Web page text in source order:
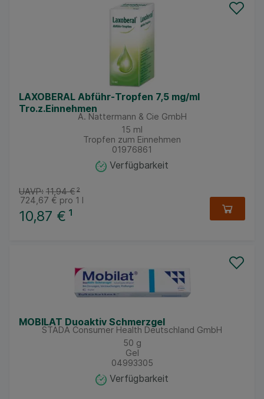
LAXOBERAL Abführ-Tropfen 7,5 mg/ml
Tro.z.Einnehmen
A. Nattermann & Cie GmbH
15 ml
Tropfen zum Einnehmen
01976861
Verfügbarkeit
10,87 € ¹
UAVP: 11,94 €²
724,67 € pro 1 l
MOBILAT Duoaktiv Schmerzgel
STADA Consumer Health Deutschland GmbH
50 g
Gel
04993305
Verfügbarkeit